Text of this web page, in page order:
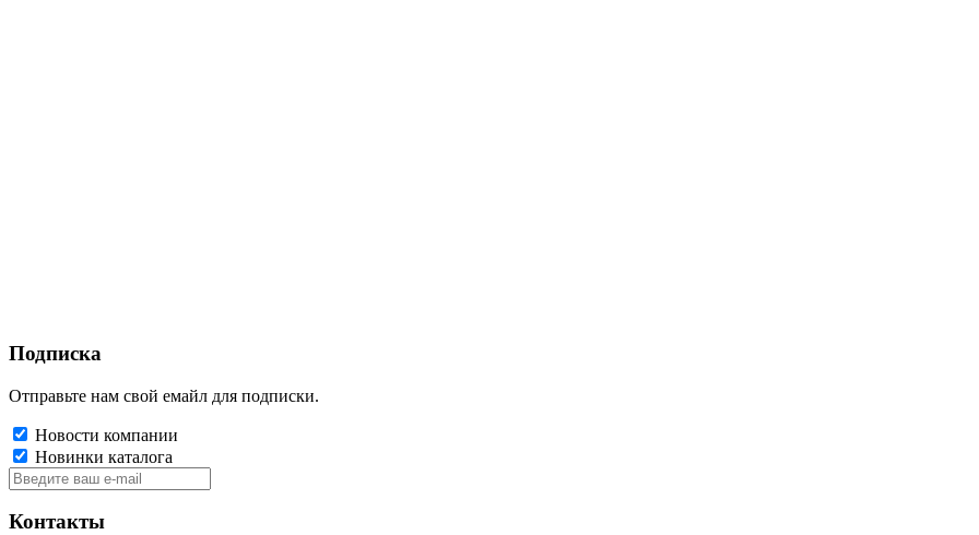
Подписка
Отправьте нам свой емайл для подписки.
Новости компании
Новинки каталога
Контакты